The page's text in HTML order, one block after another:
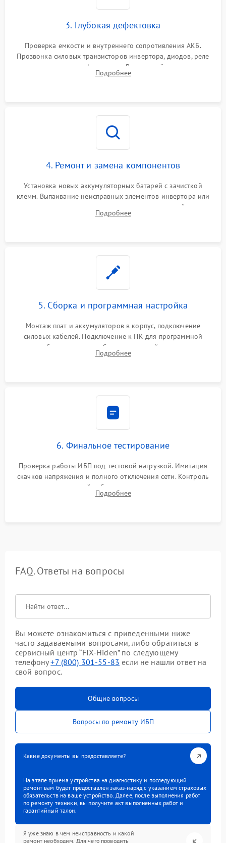
3. Глубокая дефектовка
Проверка емкости и внутреннего сопротивления АКБ.
Прозвонка силовых транзисторов инвертора, диодов, реле
переключения и трансформатора. Визуальный поиск вздутых
конденсаторов и прогаров на печатной плате.
Подробнее
4. Ремонт и замена компонентов
Установка новых аккумуляторных батарей с зачисткой
клемм. Выпаивание неисправных элементов инвертора или
цепи зарядки и монтаж новых радиодеталей.
Восстановление поврежденных токоведущих дорожек и
Подробнее
5. Сборка и программная настройка
Монтаж плат и аккумуляторов в корпус, подключение
силовых кабелей. Подключение к ПК для программной
калибровки констант батареи, настройки порогов
срабатывания AVR и сброса счетчиков старения АКБ.
Подробнее
6. Финальное тестирование
Проверка работы ИБП под тестовой нагрузкой. Имитация
скачков напряжения и полного отключения сети. Контроль
времени автономной работы, температурного режима и
корректности формы выходного сигнала.
Подробнее
FAQ. Ответы на вопросы
Вы можете ознакомиться с приведенными ниже
часто задаваемыми вопросами, либо обратиться в
сервисный центр “FIX-Hiden” по следующему
телефону+7 (800) 301-55-83 если не нашли ответ на
свой вопрос.
Общие вопросы
Вопросы по ремонту ИБП
Какие документы вы предоставляете?
На этапе приема устройства на диагностику и последующий
ремонт вам будет предоставлен заказ-наряд с указанием страховых
обязательств на ваше устройство. Далее, после выполнения работ
по ремонту техники, вы получите акт выполненных работ и
гарантийный талон.
Я уже знаю в чем неисправность и какой
ремонт необходим. Для чего проводить